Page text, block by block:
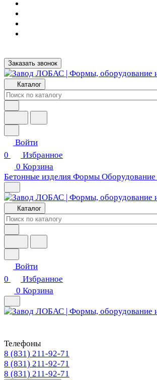
Заказать звонок
Каталог
Войти
0
Избранное
0 Корзина
Бетонные изделия Формы Оборудование
Каталог
Войти
0
Избранное
0 Корзина
Телефоны
8 (831) 211-92-71
8 (831) 211-92-71
8 (831) 211-92-71